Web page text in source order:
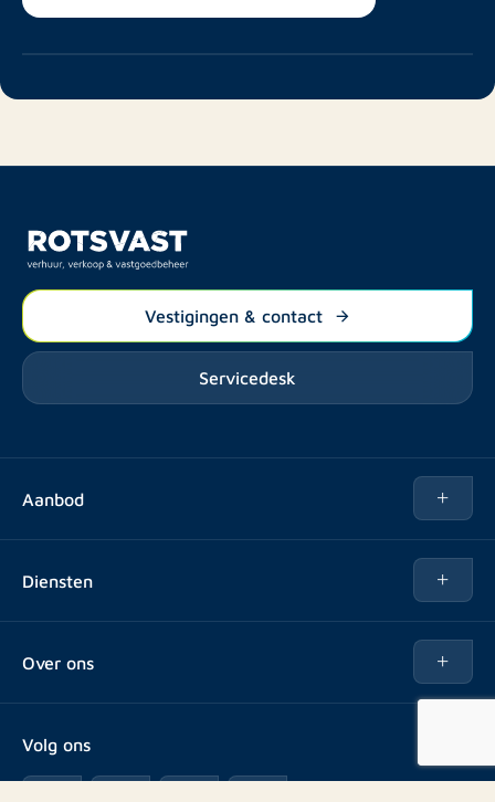
Vestigingen & contact
Servicedesk
Aanbod
Diensten
Vastgoedbeheer
Over ons
Veelgestelde vragen
Volg ons